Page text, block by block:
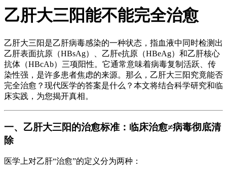
乙肝大三阳能不能完全治愈
乙肝大三阳是乙肝病毒感染的一种状态，指血液中同时检测出
乙肝表面抗原（HBsAg）、乙肝e抗原（HBeAg）和乙肝核心
抗体（HBcAb）三项阳性。它通常意味着病毒复制活跃、传
染性强，是许多患者焦虑的来源。那么，乙肝大三阳究竟能否
完全治愈？现代医学的答案是什么？本文将结合科学研究和临
床实践，为您揭开真相。
一、乙肝大三阳的治愈标准：临床治愈≠病毒彻底清
除
医学上对乙肝“治愈”的定义分为两种：